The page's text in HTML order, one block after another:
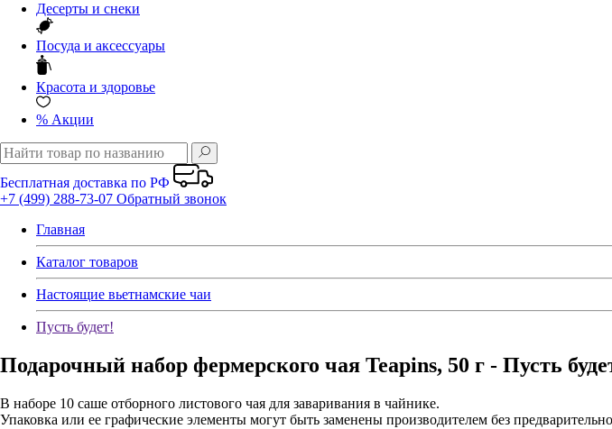
Десерты и снеки
Посуда и аксессуары
Красота и здоровье
% Акции
Бесплатная доставка по РФ
+7 (499) 288-73-07 Обратный звонок
Главная
Каталог товаров
Настоящие вьетнамские чаи
Пусть будет!
Подарочный набор фермерского чая Teapins, 50 г - Пусть
В наборе 10 саше отборного листового чая для заваривания в чайнике.
Упаковка или ее графические элементы могут быть заменены производителем без